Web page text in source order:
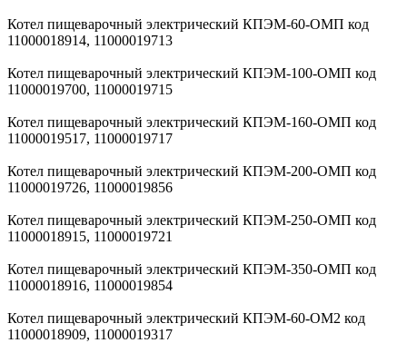
Котел пищеварочный электрический КПЭМ-60-ОМП код
11000018914, 11000019713
Котел пищеварочный электрический КПЭМ-100-ОМП код
11000019700, 11000019715
Котел пищеварочный электрический КПЭМ-160-ОМП код
11000019517, 11000019717
Котел пищеварочный электрический КПЭМ-200-ОМП код
11000019726, 11000019856
Котел пищеварочный электрический КПЭМ-250-ОМП код
11000018915, 11000019721
Котел пищеварочный электрический КПЭМ-350-ОМП код
11000018916, 11000019854
Котел пищеварочный электрический КПЭМ-60-ОМ2 код
11000018909, 11000019317